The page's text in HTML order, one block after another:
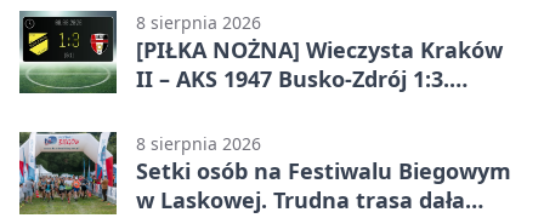
odwróciła losy meczu
8 sierpnia 2026
[PIŁKA NOŻNA] Wieczysta Kraków
II – AKS 1947 Busko-Zdrój 1:3.
Liga Grupa 4 (Grupa IV)
8 sierpnia 2026
Setki osób na Festiwalu Biegowym
w Laskowej. Trudna trasa dała